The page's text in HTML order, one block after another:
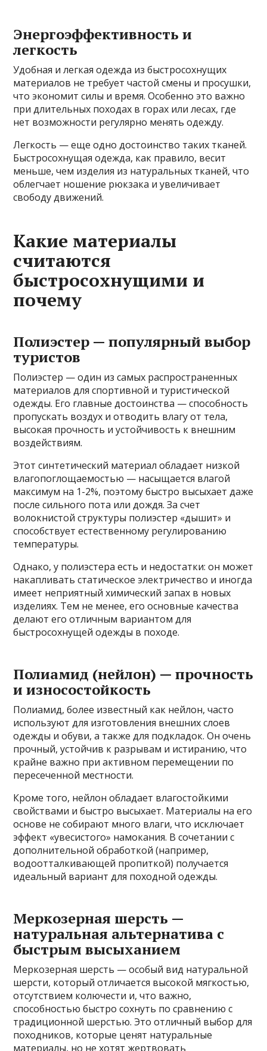
Энергоэффективность и
легкость
Удобная и легкая одежда из быстросохнущих
материалов не требует частой смены и просушки,
что экономит силы и время. Особенно это важно
при длительных походах в горах или лесах, где
нет возможности регулярно менять одежду.
Легкость — еще одно достоинство таких тканей.
Быстросохнущая одежда, как правило, весит
меньше, чем изделия из натуральных тканей, что
облегчает ношение рюкзака и увеличивает
свободу движений.
Какие материалы
считаются
быстросохнущими и
почему
Полиэстер — популярный выбор
туристов
Полиэстер — один из самых распространенных
материалов для спортивной и туристической
одежды. Его главные достоинства — способность
пропускать воздух и отводить влагу от тела,
высокая прочность и устойчивость к внешним
воздействиям.
Этот синтетический материал обладает низкой
влагопоглощаемостью — насыщается влагой
максимум на 1-2%, поэтому быстро высыхает даже
после сильного пота или дождя. За счет
волокнистой структуры полиэстер «дышит» и
способствует естественному регулированию
температуры.
Однако, у полиэстера есть и недостатки: он может
накапливать статическое электричество и иногда
имеет неприятный химический запах в новых
изделиях. Тем не менее, его основные качества
делают его отличным вариантом для
быстросохнущей одежды в походе.
Полиамид (нейлон) — прочность
и износостойкость
Полиамид, более известный как нейлон, часто
используют для изготовления внешних слоев
одежды и обуви, а также для подкладок. Он очень
прочный, устойчив к разрывам и истиранию, что
крайне важно при активном перемещении по
пересеченной местности.
Кроме того, нейлон обладает влагостойкими
свойствами и быстро высыхает. Материалы на его
основе не собирают много влаги, что исключает
эффект «увесистого» намокания. В сочетании с
дополнительной обработкой (например,
водоотталкивающей пропиткой) получается
идеальный вариант для походной одежды.
Меркозерная шерсть —
натуральная альтернатива с
быстрым высыханием
Меркозерная шерсть — особый вид натуральной
шерсти, который отличается высокой мягкостью,
отсутствием колючести и, что важно,
способностью быстро сохнуть по сравнению с
традиционной шерстью. Это отличный выбор для
походников, которые ценят натуральные
материалы, но не хотят жертвовать